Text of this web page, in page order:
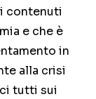
contenuti
e che è
in
alla crisi
tutti sui